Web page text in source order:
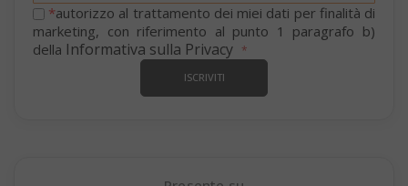
nostra
newsletter:
*autorizzo al trattamento dei miei dati per finalità di
marketing, con riferimento al punto 1 paragrafo b)
della Informativa sulla Privacy
ISCRIVITI
SADEVSESSID